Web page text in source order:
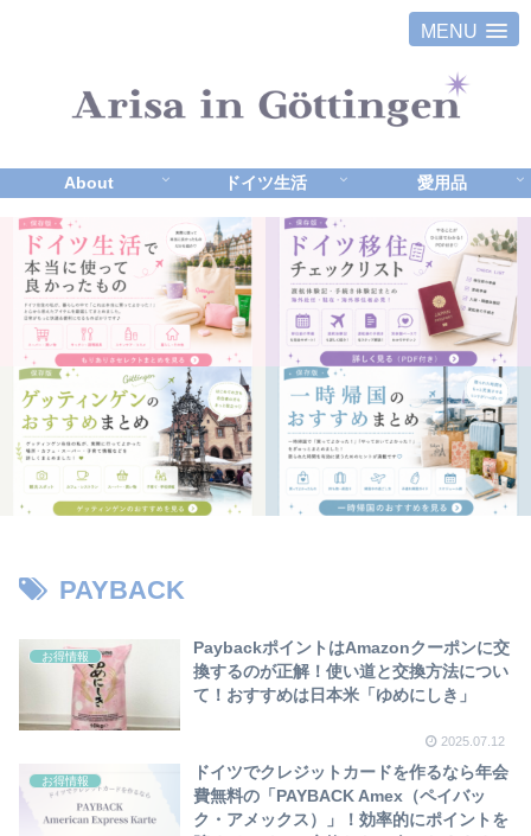
MENU
About ドイツ生活 愛用品
PAYBACK
お得情報
PaybackポイントはAmazonクーポンに交
換するのが正解！使い道と交換方法につい
て！おすすめは日本米「ゆめにしき」
2025.07.12
お得情報
ドイツでクレジットカードを作るなら年会
費無料の「PAYBACK Amex（ペイバッ
ク・アメックス）」！効率的にポイントを